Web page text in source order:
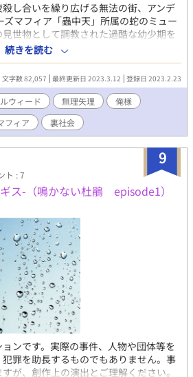
し合いを繰り広げる無法の街、アンデ
ズマフィア「蟲中天」所属の蛇のミュー
世物として調教された過酷な幼少期を
幹部・老大哥に取り立てられ、さらな
元相棒でスラムの教会を預かる神父は、
まる気配がない呉の破滅的な生き方を案
関係を続けていて……。 妻子持ちチャイ
ムの教会の神父、元バディ腐れ縁セフ
酷表現、男女表現もあるので注意。
ア/セフレ/バディ/トラウマ/攻めリバ/
まさみの創作BL小説「タンブルウィー
プリング中心の過去編です。 これだけ
のエピローグを追加するかもしれませ
で告知します。 2023/3/12 エピローグ
昼行燈（@pieceof_figcake）様/にく
続きを読む
文字数 82,057 最終更新日 2023.3.12 登録日 2023.2.23
ウィード 無理矢理
俺様
フィア 裏社会
9
ト : 7
ス-（鳴かない杜鵑 episode1）
ンです。実際の事件、人物や団体等を
罪を助長するものでもありません。事
が、創作上の演出とご理解ください。